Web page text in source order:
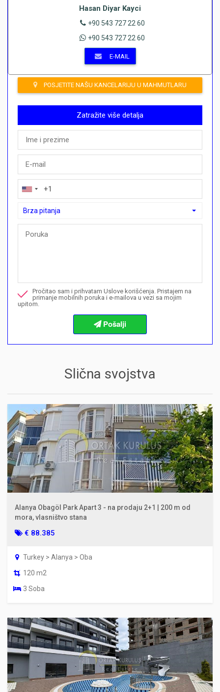
Hasan Diyar Kayci
+90 543 727 22 60
+90 543 727 22 60
E-MAIL
POSJETITE NAŠU KANCELARIJU U MAHMUTLARU
Zatražite više detalja
Brza pitanja
Brza pitanja
Želim da rezervišem gledanje
Pročitao sam i prihvatam Uslove korišćenja. Pristajem na
primanje mobilnih poruka i e-mailova u vezi sa mojim
upitom.
Slična svojstva
Alanya Obagöl Park Apart 3 - na prodaju 2+1 | 200 m od
mora, vlasništvo stana
€ 88.385
Turkey > Alanya > Oba
120 m2
3 Soba